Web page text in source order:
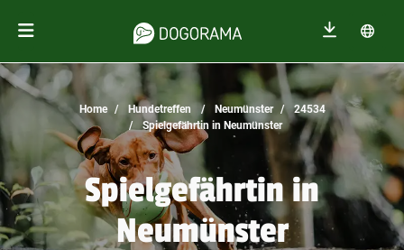
Home Hundetreffen Neumünster
24534
Spielgefährtin in Neumünster
Spielgefährtin in
Neumünster